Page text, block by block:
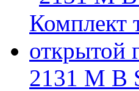
2131 M B